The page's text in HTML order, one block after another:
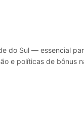
do Sul — essencial
e políticas de bônus